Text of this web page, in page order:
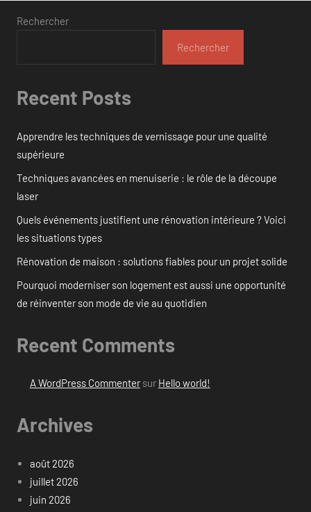
Rechercher
Rechercher
Recent Posts
Apprendre les techniques de vernissage pour une qualité
supérieure
Techniques avancées en menuiserie : le rôle de la découpe
laser
Quels événements justifient une rénovation intérieure ? Voici
les situations types
Rénovation de maison : solutions fiables pour un projet solide
Pourquoi moderniser son logement est aussi une opportunité
de réinventer son mode de vie au quotidien
Recent Comments
A WordPress Commentersur Hello world!
Archives
août 2026
juillet 2026
juin 2026